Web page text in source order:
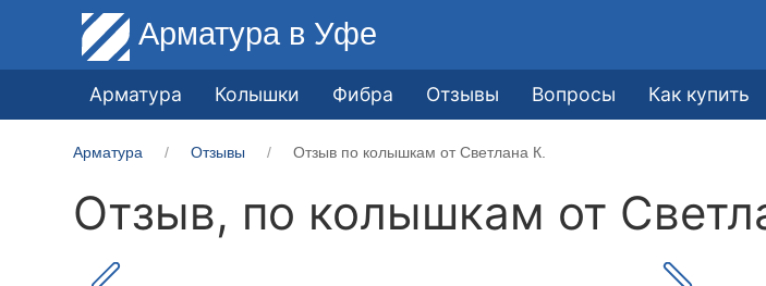
Арматура в Уфе
Арматура Колышки Фибра Отзывы Вопросы Как купить
Арматура Отзывы Отзыв по колышкам от Светлана К.
Отзыв, по колышкам от